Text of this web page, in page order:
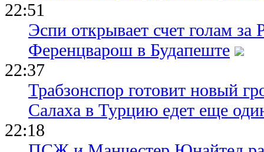
22:51
Эспи открывает счет голам
Ференцварош в Будапеште
22:37
Трабзонспор готовит новый
Салаха в Турцию едет еще
22:18